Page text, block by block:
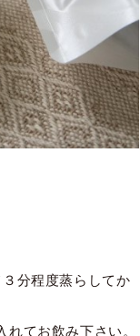
分程度蒸らしてか
てお飲み下さい。